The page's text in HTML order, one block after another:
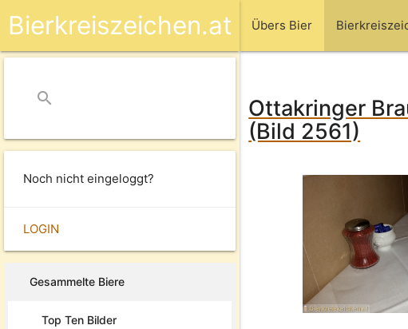
Übers Bier
Bierkreiszeichen.at
search
Noch nicht eingeloggt?
LOGIN
Gesammelte Biere
Top Ten Bilder
Ottakringer
(Bild 2561)